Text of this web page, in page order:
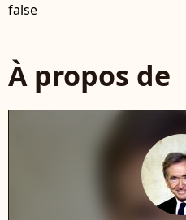
false
À propos de